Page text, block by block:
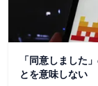
「同意しました
とを意味しない